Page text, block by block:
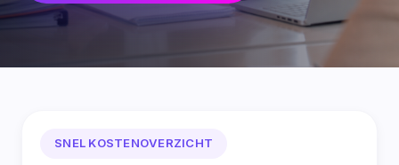
SNEL KOSTENOVERZICHT